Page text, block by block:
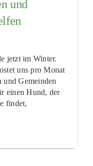
und
jetzt im Winter.
uns pro Monat
und Gemeinden
einen Hund, der
findet,